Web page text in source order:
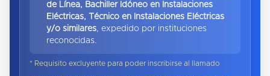
de Línea, Bachiller Idóneo en Instalaciones
Eléctricas, Técnico en Instalaciones Eléctricas
y/o similares, expedido por instituciones
reconocidas.
* Requisito excluyente para poder inscribirse al llamado